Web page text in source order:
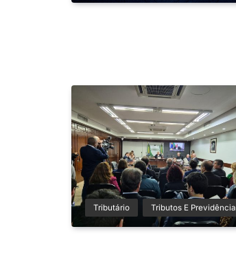
Tributário Tributos E Previdência